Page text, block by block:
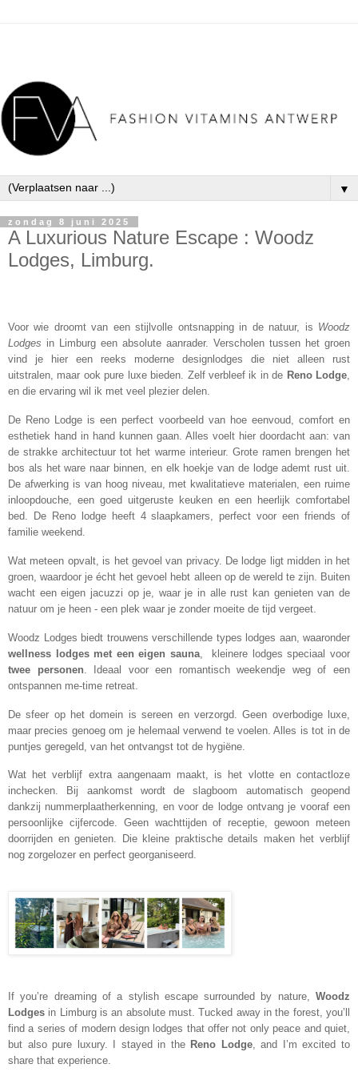
▼
zondag 8 juni 2025
A Luxurious Nature Escape : Woodz
Lodges, Limburg.
Voor wie droomt van een stijlvolle ontsnapping in de natuur, is Woodz
Lodges in Limburg een absolute aanrader. Verscholen tussen het groen
vind je hier een reeks moderne designlodges die niet alleen rust
uitstralen, maar ook pure luxe bieden. Zelf verbleef ik in de Reno Lodge,
en die ervaring wil ik met veel plezier delen.
De Reno Lodge is een perfect voorbeeld van hoe eenvoud, comfort en
esthetiek hand in hand kunnen gaan. Alles voelt hier doordacht aan: van
de strakke architectuur tot het warme interieur. Grote ramen brengen het
bos als het ware naar binnen, en elk hoekje van de lodge ademt rust uit.
De afwerking is van hoog niveau, met kwalitatieve materialen, een ruime
inloopdouche, een goed uitgeruste keuken en een heerlijk comfortabel
bed. De Reno lodge heeft 4 slaapkamers, perfect voor een friends of
familie weekend.
Wat meteen opvalt, is het gevoel van privacy. De lodge ligt midden in het
groen, waardoor je écht het gevoel hebt alleen op de wereld te zijn. Buiten
wacht een eigen jacuzzi op je, waar je in alle rust kan genieten van de
natuur om je heen - een plek waar je zonder moeite de tijd vergeet.
Woodz Lodges biedt trouwens verschillende types lodges aan, waaronder
wellness lodges met een eigen sauna , kleinere lodges speciaal voor
twee personen . Ideaal voor een romantisch weekendje weg of een
ontspannen me-time retreat.
De sfeer op het domein is sereen en verzorgd. Geen overbodige luxe,
maar precies genoeg om je helemaal verwend te voelen. Alles is tot in de
puntjes geregeld, van het ontvangst tot de hygiëne.
Wat het verblijf extra aangenaam maakt, is het vlotte en contactloze
inchecken. Bij aankomst wordt de slagboom automatisch geopend
dankzij nummerplaatherkenning, en voor de lodge ontvang je vooraf een
persoonlijke cijfercode. Geen wachttijden of receptie, gewoon meteen
doorrijden en genieten. Die kleine praktische details maken het verblijf
nog zorgelozer en perfect georganiseerd.
If you’re dreaming of a stylish escape surrounded by nature, Woodz
Lodges in Limburg is an absolute must. Tucked away in the forest, you’ll
find a series of modern design lodges that offer not only peace and quiet,
but also pure luxury. I stayed in the Reno Lodge, and I’m excited to
share that experience.